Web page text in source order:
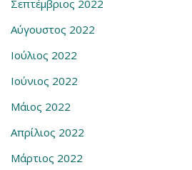
Σεπτέμβριος 2022
Αύγουστος 2022
Ιούλιος 2022
Ιούνιος 2022
Μάιος 2022
Απρίλιος 2022
Μάρτιος 2022